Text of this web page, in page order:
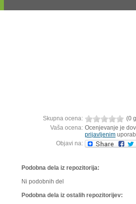
Skupna ocena:
(0
Vaša ocena: Ocenjevanje je
prijavljenim
Objavi na:
Podobna dela iz repozitorija:
Ni podobnih del
Podobna dela iz ostalih repozitorijev: